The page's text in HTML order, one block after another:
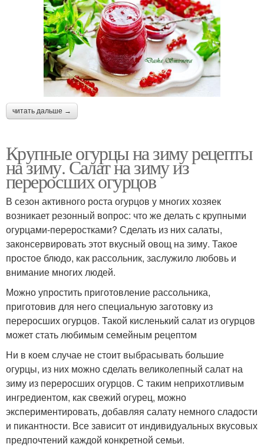
читать дальше →
Крупные огурцы на зиму рецепты
на зиму. Салат на зиму из
переросших огурцов
В сезон активного роста огурцов у многих хозяек
возникает резонный вопрос: что же делать с крупными
огурцами-переростками? Сделать из них салаты,
законсервировать этот вкусный овощ на зиму. Такое
простое блюдо, как рассольник, заслужило любовь и
внимание многих людей.
Можно упростить приготовление рассольника,
приготовив для него специальную заготовку из
переросших огурцов. Такой кисленький салат из огурцов
может стать любимым семейным рецептом
Ни в коем случае не стоит выбрасывать большие
огурцы, из них можно сделать великолепный салат на
зиму из переросших огурцов. С таким неприхотливым
ингредиентом, как свежий огурец, можно
экспериментировать, добавляя салату немного сладости
и пикантности. Все зависит от индивидуальных вкусовых
предпочтений каждой конкретной семьи.